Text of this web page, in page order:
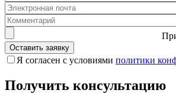
Я согласен с условиями политики
Получить консультацию